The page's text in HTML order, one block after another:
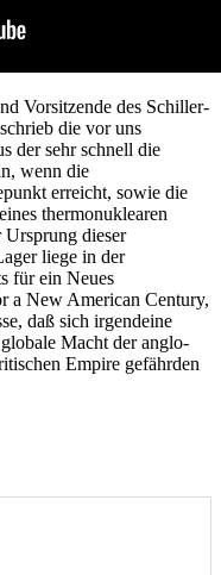
Vorsitzende des Schiller-
die vor uns
der sehr schnell die
wenn die
erreicht, sowie die
thermonuklearen
dieser
liege in der
für ein Neues
a New American Century,
daß sich irgendeine
Macht der anglo-
Empire gefährden